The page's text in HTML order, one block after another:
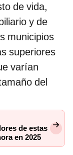
de vida,
y de
municipios
superiores
varían
del
de estas
en 2025